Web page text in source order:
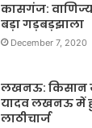
कासगंज: वाणिज्य
बड़ा गड़बड़झाला
December 7, 2020
लखनऊ: किसान
यादव लखनऊ में
लाठीचार्ज